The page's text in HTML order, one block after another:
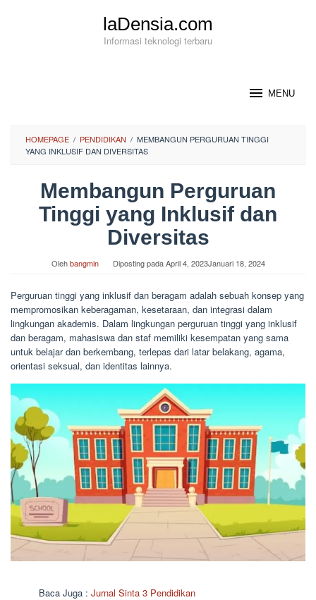
laDensia.com
Informasi teknologi terbaru
MENU
HOMEPAGE / PENDIDIKAN / MEMBANGUN PERGURUAN TINGGI
YANG INKLUSIF DAN DIVERSITAS
Membangun Perguruan
Tinggi yang Inklusif dan
Diversitas
Olehbangmin Diposting padaApril 4, 2023Januari 18, 2024
Perguruan tinggi yang inklusif dan beragam adalah sebuah konsep yang
mempromosikan keberagaman, kesetaraan, dan integrasi dalam
lingkungan akademis. Dalam lingkungan perguruan tinggi yang inklusif
dan beragam, mahasiswa dan staf memiliki kesempatan yang sama
untuk belajar dan berkembang, terlepas dari latar belakang, agama,
orientasi seksual, dan identitas lainnya.
Baca Juga : Jurnal Sinta 3 Pendidikan